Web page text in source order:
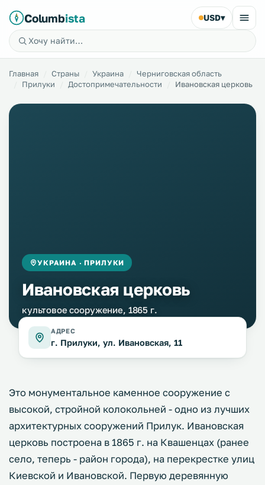
Columbista USD▾
Главная Страны Украина
Черниговская область
Прилуки
Достопримечательности Ивановская церковь
УКРАИНА · ПРИЛУКИ
Ивановская церковь
культовое сооружение, 1865 г.
АДРЕС
г. Прилуки, ул. Ивановская, 11
Это монументальное каменное сооружение с
высокой, стройной колокольней - одно из лучших
архитектурных сооружений Прилук. Ивановская
церковь построена в 1865 г. на Квашенцах (ранее
село, теперь - район города), на перекрестке улиц
Киевской и Ивановской. Первую деревянную